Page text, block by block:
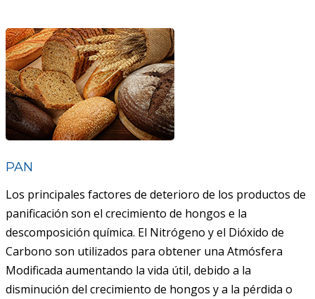
PAN
Los principales factores de deterioro de los productos de
panificación son el crecimiento de hongos e la
descomposición química. El Nitrógeno y el Dióxido de
Carbono son utilizados para obtener una Atmósfera
Modificada aumentando la vida útil, debido a la
disminución del crecimiento de hongos y a la pérdida o